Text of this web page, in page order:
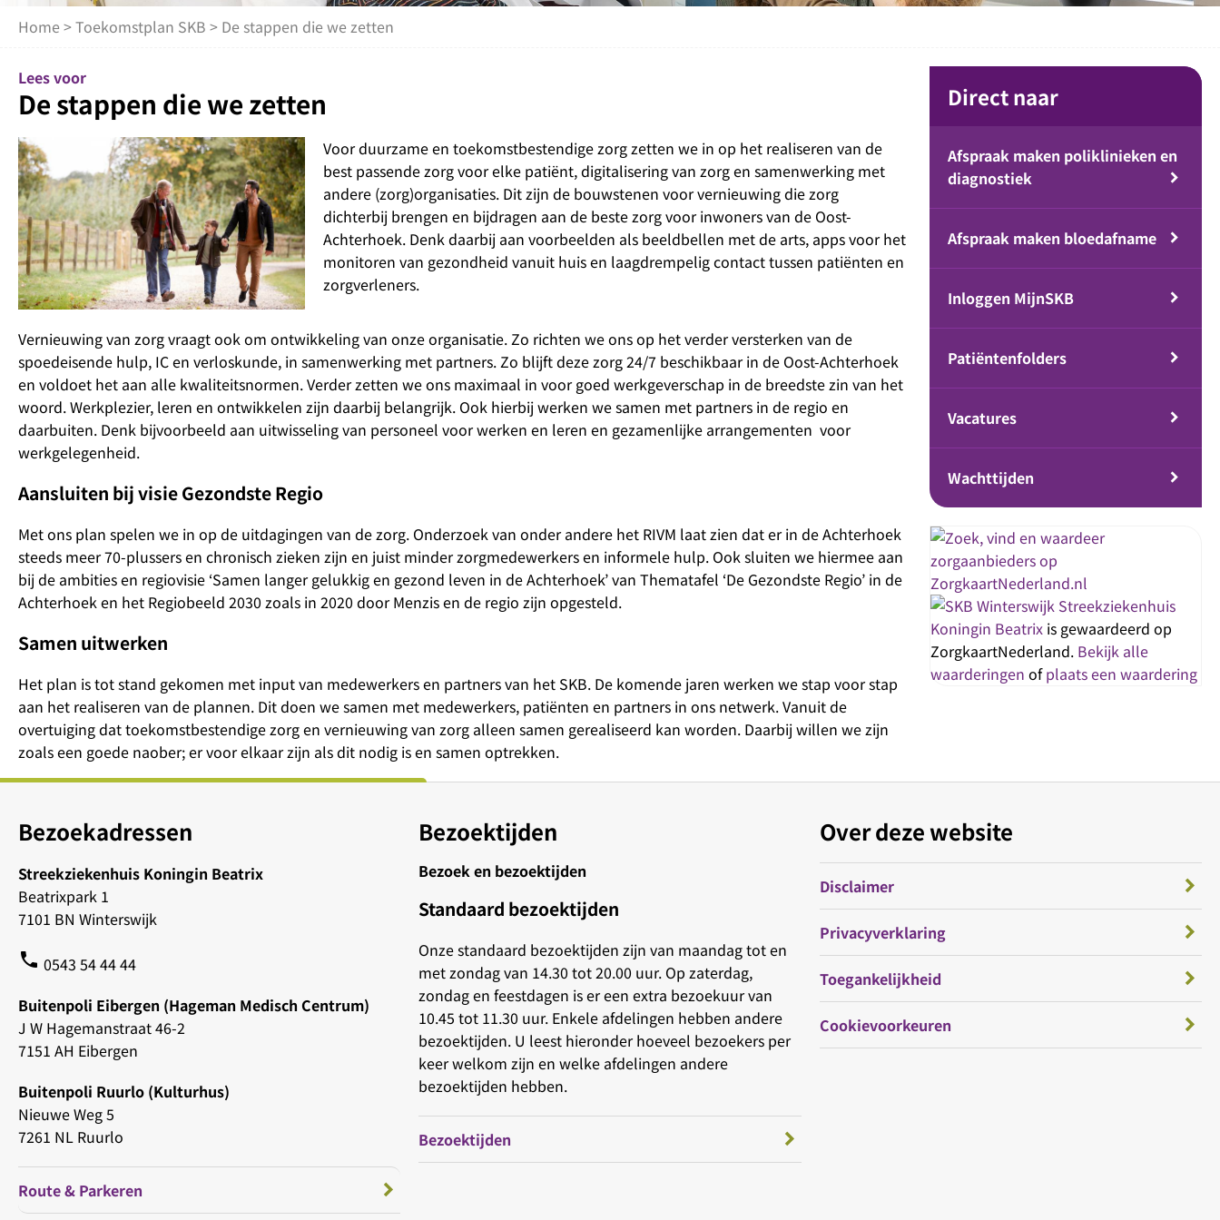
Home >Toekomstplan SKB > De stappen die we zetten
Lees voor
De stappen die we zetten
Voor duurzame en toekomstbestendige zorg zetten we in op het realiseren van de
best passende zorg voor elke patiënt, digitalisering van zorg en samenwerking met
andere (zorg)organisaties. Dit zijn de bouwstenen voor vernieuwing die zorg
dichterbij brengen en bijdragen aan de beste zorg voor inwoners van de Oost-
Achterhoek. Denk daarbij aan voorbeelden als beeldbellen met de arts, apps voor het
monitoren van gezondheid vanuit huis en laagdrempelig contact tussen patiënten en
zorgverleners.
Vernieuwing van zorg vraagt ook om ontwikkeling van onze organisatie. Zo richten we ons op het verder versterken van de
spoedeisende hulp, IC en verloskunde, in samenwerking met partners. Zo blijft deze zorg 24/7 beschikbaar in de Oost-Achterhoek
en voldoet het aan alle kwaliteitsnormen. Verder zetten we ons maximaal in voor goed werkgeverschap in de breedste zin van het
woord. Werkplezier, leren en ontwikkelen zijn daarbij belangrijk. Ook hierbij werken we samen met partners in de regio en
daarbuiten. Denk bijvoorbeeld aan uitwisseling van personeel voor werken en leren en gezamenlijke arrangementen voor
werkgelegenheid.
Aansluiten bij visie Gezondste Regio
Met ons plan spelen we in op de uitdagingen van de zorg. Onderzoek van onder andere het RIVM laat zien dat er in de Achterhoek
steeds meer 70-plussers en chronisch zieken zijn en juist minder zorgmedewerkers en informele hulp. Ook sluiten we hiermee aan
bij de ambities en regiovisie ‘Samen langer gelukkig en gezond leven in de Achterhoek’ van Thematafel ‘De Gezondste Regio’ in de
Achterhoek en het Regiobeeld 2030 zoals in 2020 door Menzis en de regio zijn opgesteld.
Samen uitwerken
Het plan is tot stand gekomen met input van medewerkers en partners van het SKB. De komende jaren werken we stap voor stap
aan het realiseren van de plannen. Dit doen we samen met medewerkers, patiënten en partners in ons netwerk. Vanuit de
overtuiging dat toekomstbestendige zorg en vernieuwing van zorg alleen samen gerealiseerd kan worden. Daarbij willen we zijn
zoals een goede naober; er voor elkaar zijn als dit nodig is en samen optrekken.
Direct naar
Afspraak maken poliklinieken en
diagnostiek
Afspraak maken bloedafname
Inloggen MijnSKB
Patiëntenfolders
Vacatures
Wachttijden
Streekziekenhuis
Koningin Beatrix is gewaardeerd op
ZorgkaartNederland. Bekijk alle
waarderingen ofplaats een waardering
Bezoekadressen
Streekziekenhuis Koningin Beatrix
Beatrixpark 1
7101 BN Winterswijk
phone 0543 54 44 44
Buitenpoli Eibergen (Hageman Medisch Centrum)
J W Hagemanstraat 46-2
7151 AH Eibergen
Buitenpoli Ruurlo (Kulturhus)
Nieuwe Weg 5
7261 NL Ruurlo
Route & Parkeren
Bezoektijden
Bezoek en bezoektijden
Standaard bezoektijden
Onze standaard bezoektijden zijn van maandag tot en
met zondag van 14.30 tot 20.00 uur. Op zaterdag,
zondag en feestdagen is er een extra bezoekuur van
10.45 tot 11.30 uur. Enkele afdelingen hebben andere
bezoektijden. U leest hieronder hoeveel bezoekers per
keer welkom zijn en welke afdelingen andere
bezoektijden hebben.
Bezoektijden
Over deze website
Disclaimer
Privacyverklaring
Toegankelijkheid
Cookievoorkeuren